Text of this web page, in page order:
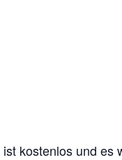
kostenlos und es